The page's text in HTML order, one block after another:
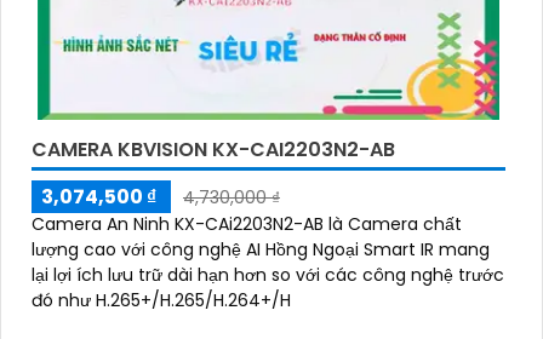
CAMERA KBVISION KX-CAI2203N2-AB
3,074,500 ₫
4,730,000 ₫
Camera An Ninh KX-CAi2203N2-AB là Camera chất
lượng cao với công nghệ AI Hồng Ngoại Smart IR mang
lại lợi ích lưu trữ dài hạn hơn so với các công nghệ trước
đó như H.265+/H.265/H.264+/H